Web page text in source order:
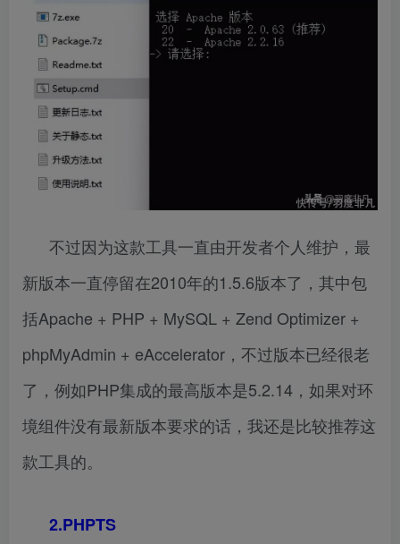
不过因为这款工具一直由开发者个人维护，最
新版本一直停留在2010年的1.5.6版本了，其中包
括Apache + PHP + MySQL + Zend Optimizer +
phpMyAdmin + eAccelerator，不过版本已经很老
了，例如PHP集成的最高版本是5.2.14，如果对环
境组件没有最新版本要求的话，我还是比较推荐这
款工具的。
2.PHPTS